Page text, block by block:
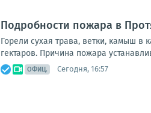
Подробности пожара в
Горели сухая трава, ветки, камыш в
гектаров. Причина пожара
ОФИЦ. Сегодня, 16:57